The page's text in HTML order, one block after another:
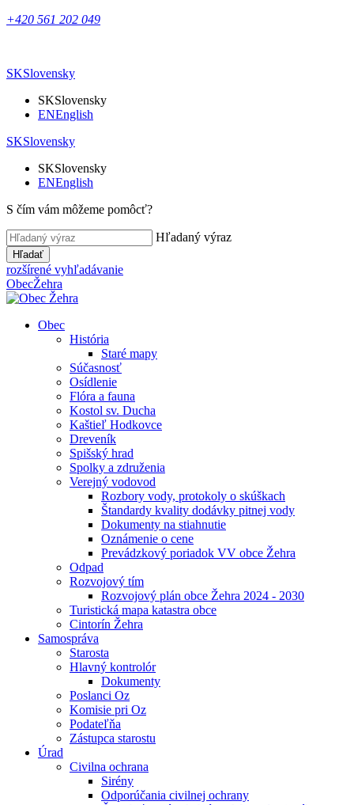
+420 561 202 049
SKSlovensky
SKSlovensky
ENEnglish
SKSlovensky
SKSlovensky
ENEnglish
S čím vám môžeme pomôcť?
Hľadaný výraz
Hľadať
rozšírené vyhľadávanie
ObecŽehra
Obec
História
Staré mapy
Súčasnosť
Osídlenie
Flóra a fauna
Kostol sv. Ducha
Kaštieľ Hodkovce
Dreveník
Spišský hrad
Spolky a združenia
Verejný vodovod
Rozbory vody, protokoly o skúškach
Štandardy kvality dodávky pitnej vody
Dokumenty na stiahnutie
Oznámenie o cene
Prevádzkový poriadok VV obce Žehra
Odpad
Rozvojový tím
Rozvojový plán obce Žehra 2024 - 2030
Turistická mapa katastra obce
Cintorín Žehra
Samospráva
Starosta
Hlavný kontrolór
Dokumenty
Poslanci Oz
Komisie pri Oz
Podateľňa
Zástupca starostu
Úrad
Civilna ochrana
Sirény
Odporúčania civilnej ochrany